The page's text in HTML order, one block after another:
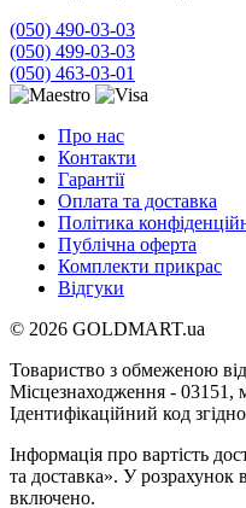
(050) 490-03-03
(050) 499-03-03
(050) 463-03-01
Про нас
Контакти
Гарантії
Оплата та доставка
Політика
Публічна оферта
Комплекти прикрас
Відгуки
© 2026 GOLDMART.ua
Товариство з обмеженою
Місцезнаходження - 03151,
Ідентифікаційний код
Інформація про вартість
та доставка». У розрахунок
включено.